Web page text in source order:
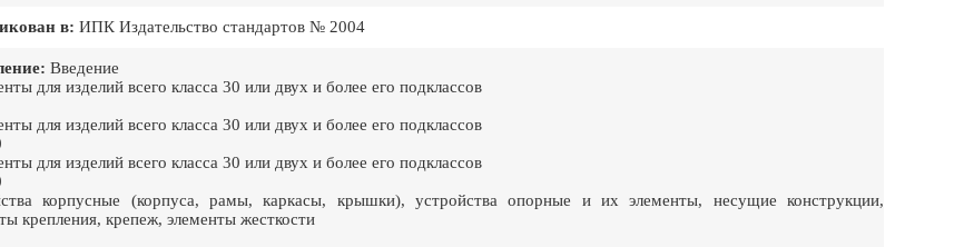
в: ИПК Издательство стандартов № 2004
Введение
для изделий всего класса 30 или двух и более его подклассов
для изделий всего класса 30 или двух и более его подклассов
для изделий всего класса 30 или двух и более его подклассов
корпусные (корпуса, рамы, каркасы, крышки), устройства опорные и их элементы, несущие конструкции,
крепления, крепеж, элементы жесткости